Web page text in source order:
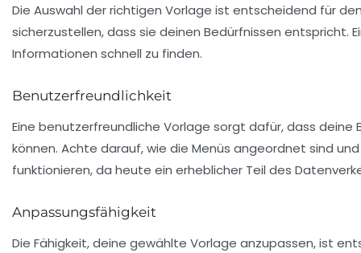
Die Auswahl der richtigen Vorlage ist entscheidend für
sicherzustellen, dass sie deinen Bedürfnissen entspricht.
Informationen schnell zu finden.
Benutzerfreundlichkeit
Eine benutzerfreundliche Vorlage sorgt dafür, dass
können. Achte darauf, wie die Menüs angeordnet sind
funktionieren, da heute ein erheblicher Teil des
Anpassungsfähigkeit
Die Fähigkeit, deine gewählte Vorlage anzupassen, ist